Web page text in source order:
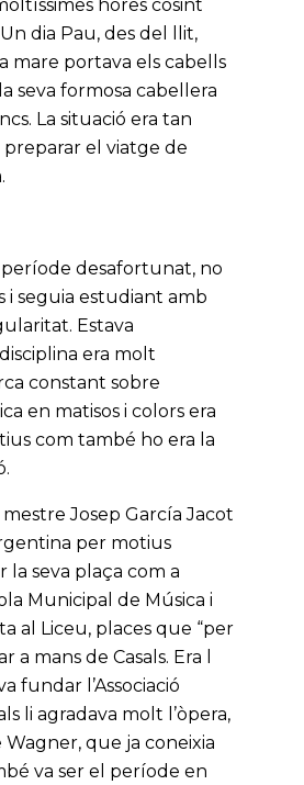
hores cosint
dia Pau, des del llit,
mare portava els cabells
seva formosa cabellera
La situació era tan
el viatge de
període desafortunat, no
i seguia estudiant amb
Estava
era molt
constant sobre
en matisos i colors era
com també ho era la
Josep García Jacot
per motius
la seva plaça com a
Municipal de Música i
al Liceu, places que “per
a mans de Casals. Era l
fundar l’Associació
li agradava molt l’òpera,
que ja coneixia
va ser el període en